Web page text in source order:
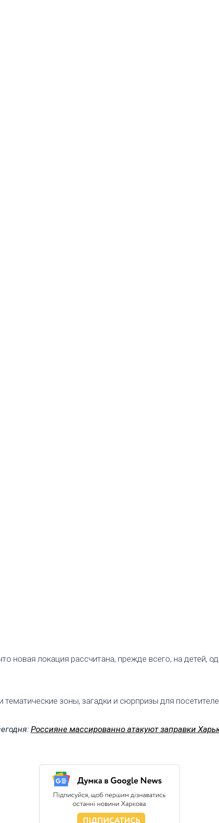
новая локация рассчитана, прежде всего, на детей,
тематические зоны, загадки и сюрпризы для
Россияне массированно атакуют заправки